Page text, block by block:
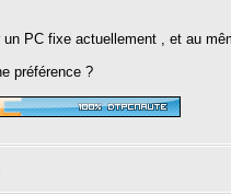
PC fixe actuellement , et au
préférence ?